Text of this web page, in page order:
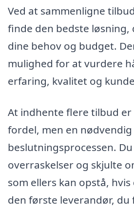
Ved at sammenligne
finde den bedste løsning,
dine behov og budget.
mulighed for at vurdere
erfaring, kvalitet og
At indhente flere tilbud er
fordel, men en
beslutningsprocessen.
overraskelser og skjulte
som ellers kan opstå,
den første leverandør, du